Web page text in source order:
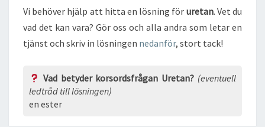
Vi behöver hjälp att hitta en lösning för uretan. Vet du
vad det kan vara? Gör oss och alla andra som letar en
tjänst och skriv in lösningen nedanför, stort tack!
Vad betyder korsordsfrågan Uretan? (eventuell
ledtråd till lösningen)
en ester